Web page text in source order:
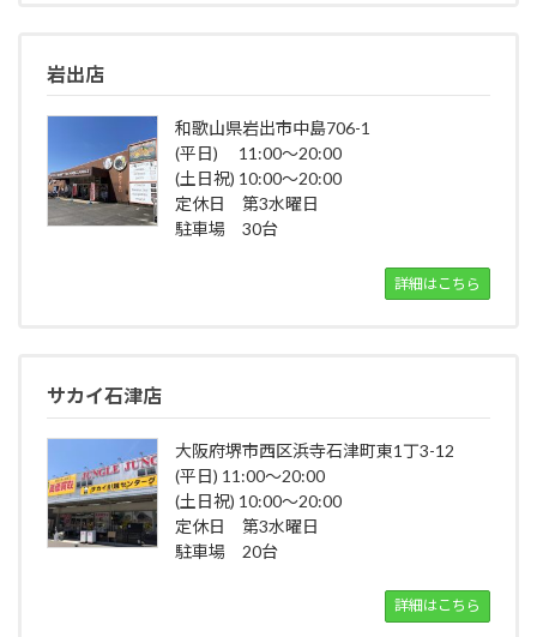
岩出店
和歌山県岩出市中島706-1
(平日) 11:00～20:00
(土日祝) 10:00～20:00
定休日 第3水曜日
駐車場 30台
詳細はこちら
サカイ石津店
大阪府堺市西区浜寺石津町東1丁3-12
(平日) 11:00～20:00
(土日祝) 10:00～20:00
定休日 第3水曜日
駐車場 20台
詳細はこちら